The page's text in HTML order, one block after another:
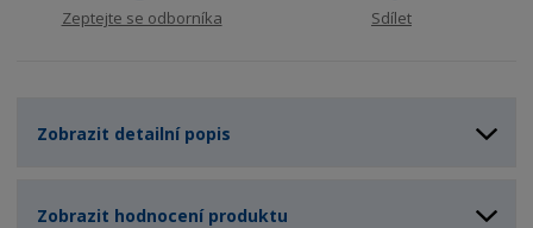
Zeptejte se odborníka Sdílet
Zobrazit detailní popis
Zobrazit hodnocení produktu